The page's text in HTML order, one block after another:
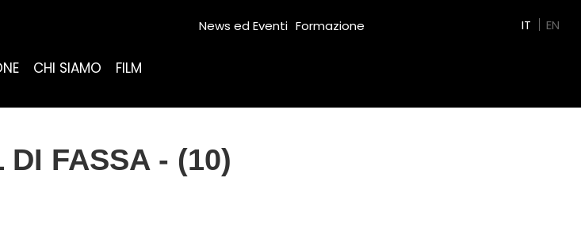
CHI SIAMO FILM
News ed Eventi Formazione IT EN
FASSA - (10)